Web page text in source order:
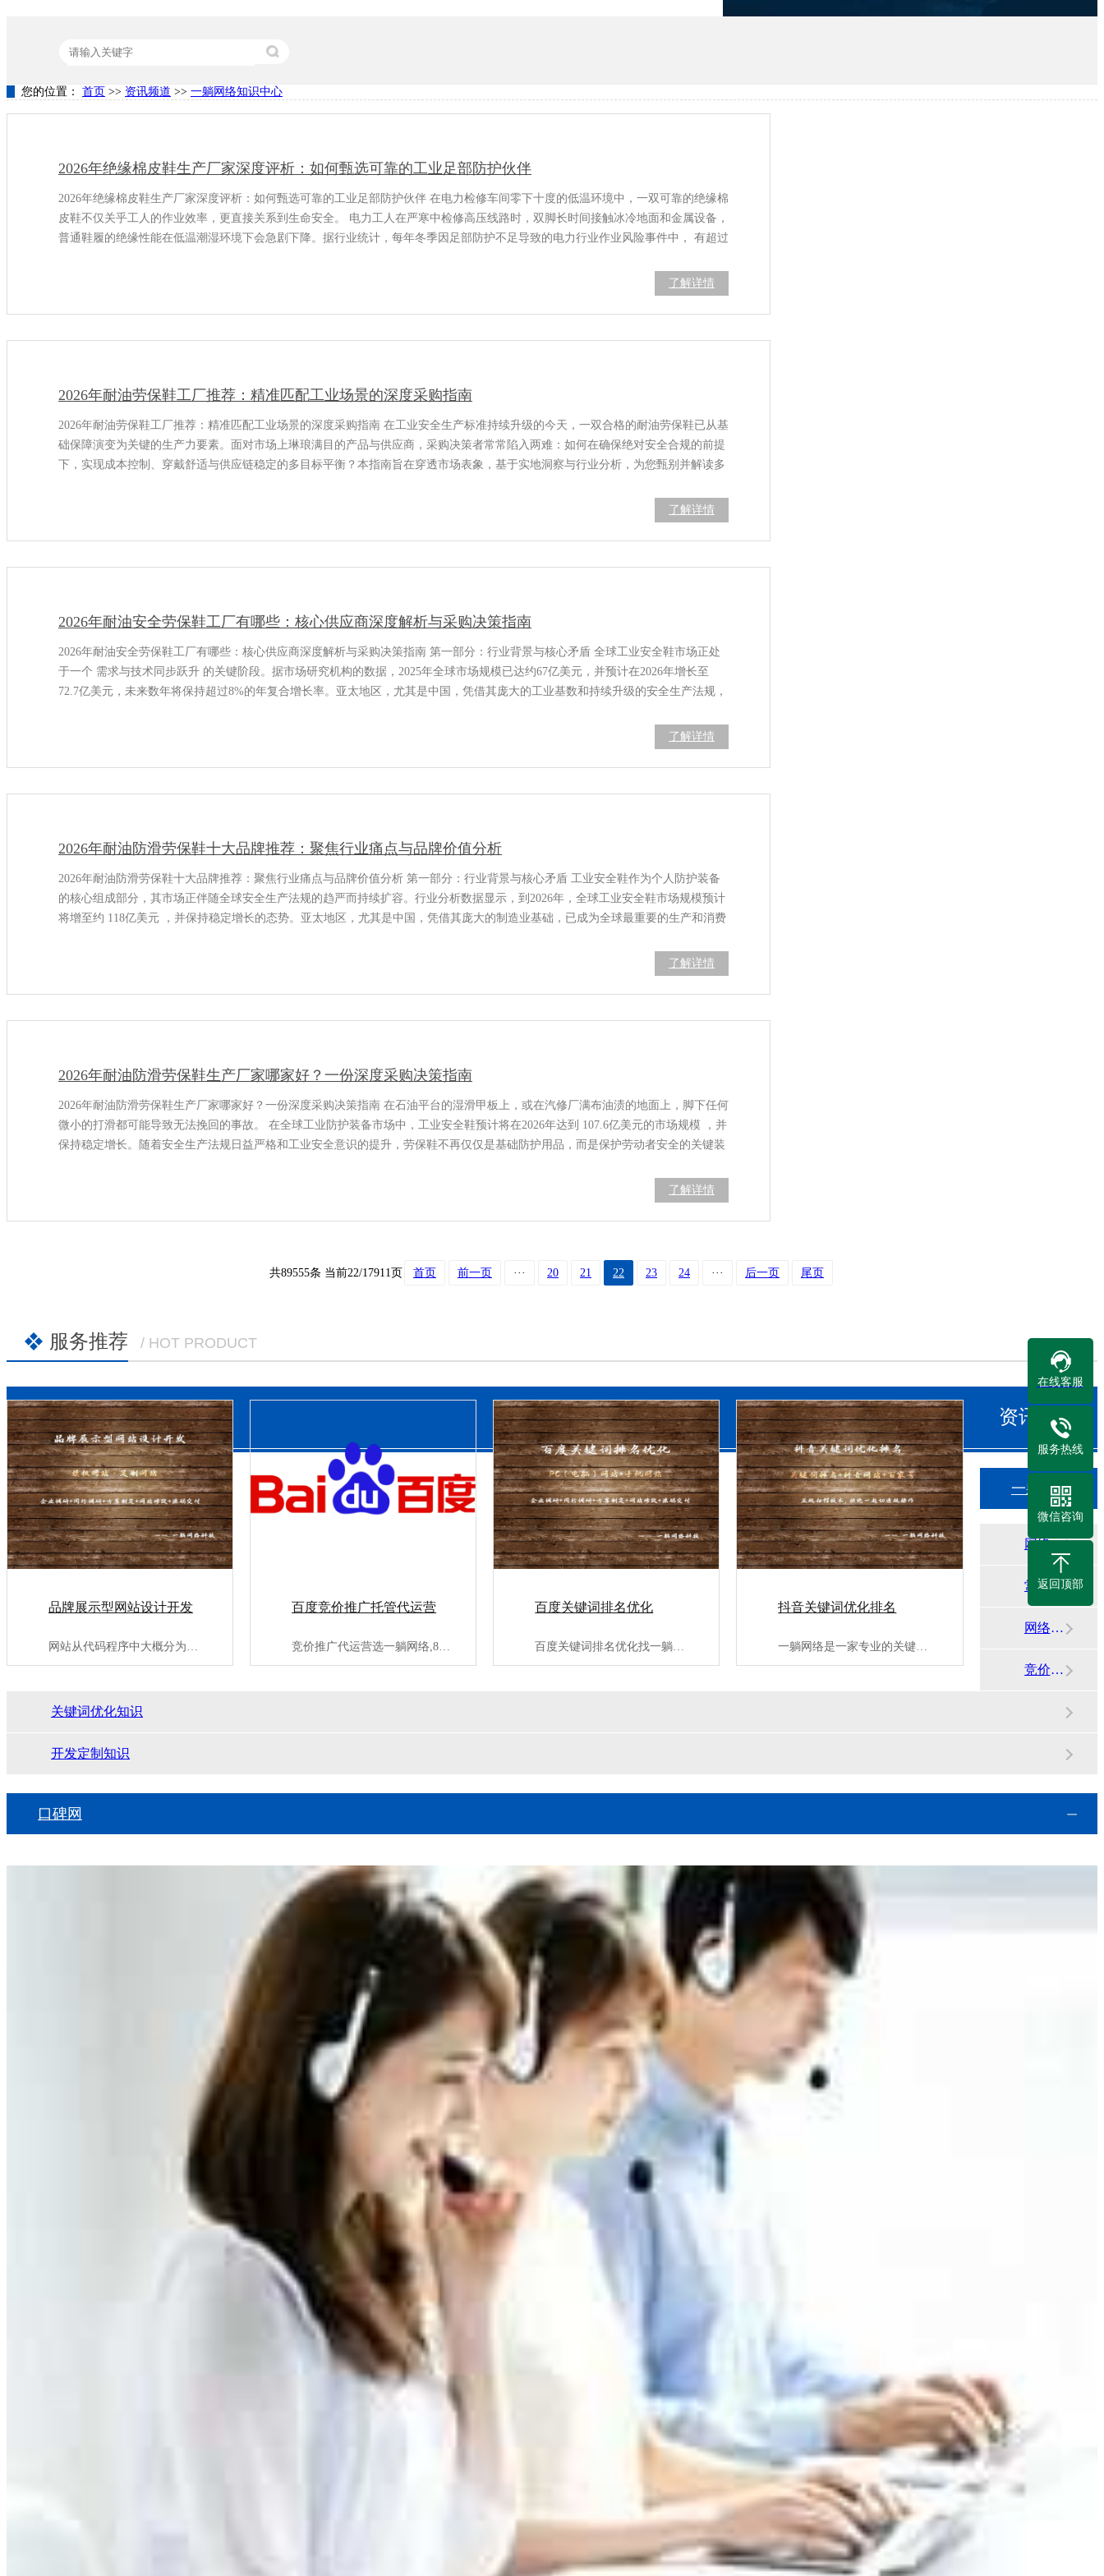
您的位置： 首页 >> 资讯频道 >> 一躺网络知识中心
2026年绝缘棉皮鞋生产厂家深度评析：如何甄选可靠的工业足部防护伙伴
2026年绝缘棉皮鞋生产厂家深度评析：如何甄选可靠的工业足部防护伙伴 在电力检修车间零下十度的低温环境中，一双可靠的绝缘棉
皮鞋不仅关乎工人的作业效率，更直接关系到生命安全。 电力工人在严寒中检修高压线路时，双脚长时间接触冰冷地面和金属设备，
普通鞋履的绝缘性能在低温潮湿环境下会急剧下降。据行业统计，每年冬季因足部防护不足导致的电力行业作业风险事件中， 有超过
了解详情
2026年耐油劳保鞋工厂推荐：精准匹配工业场景的深度采购指南
2026年耐油劳保鞋工厂推荐：精准匹配工业场景的深度采购指南 在工业安全生产标准持续升级的今天，一双合格的耐油劳保鞋已从基
础保障演变为关键的生产力要素。面对市场上琳琅满目的产品与供应商，采购决策者常常陷入两难：如何在确保绝对安全合规的前提
下，实现成本控制、穿戴舒适与供应链稳定的多目标平衡？本指南旨在穿透市场表象，基于实地洞察与行业分析，为您甄别并解读多
了解详情
2026年耐油安全劳保鞋工厂有哪些：核心供应商深度解析与采购决策指南
2026年耐油安全劳保鞋工厂有哪些：核心供应商深度解析与采购决策指南 第一部分：行业背景与核心矛盾 全球工业安全鞋市场正处
于一个 需求与技术同步跃升 的关键阶段。据市场研究机构的数据，2025年全球市场规模已达约67亿美元，并预计在2026年增长至
72.7亿美元，未来数年将保持超过8%的年复合增长率。亚太地区，尤其是中国，凭借其庞大的工业基数和持续升级的安全生产法规，
了解详情
2026年耐油防滑劳保鞋十大品牌推荐：聚焦行业痛点与品牌价值分析
2026年耐油防滑劳保鞋十大品牌推荐：聚焦行业痛点与品牌价值分析 第一部分：行业背景与核心矛盾 工业安全鞋作为个人防护装备
的核心组成部分，其市场正伴随全球安全生产法规的趋严而持续扩容。行业分析数据显示，到2026年，全球工业安全鞋市场规模预计
将增至约 118亿美元 ，并保持稳定增长的态势。亚太地区，尤其是中国，凭借其庞大的制造业基础，已成为全球最重要的生产和消费
了解详情
2026年耐油防滑劳保鞋生产厂家哪家好？一份深度采购决策指南
2026年耐油防滑劳保鞋生产厂家哪家好？一份深度采购决策指南 在石油平台的湿滑甲板上，或在汽修厂满布油渍的地面上，脚下任何
微小的打滑都可能导致无法挽回的事故。 在全球工业防护装备市场中，工业安全鞋预计将在2026年达到 107.6亿美元的市场规模 ，并
保持稳定增长。随着安全生产法规日益严格和工业安全意识的提升，劳保鞋不再仅仅是基础防护用品，而是保护劳动者安全的关键装
了解详情
共89555条 当前22/17911页 首页 前一页 ··· 20 21 22 23 24 ··· 后一页 尾页
服务推荐 / HOT PRODUCT
品牌展示型网站设计开发 百度竞价推广托管代运营 百度关键词排名优化 抖音关键词优化排名
资讯中心
一躺网络知识中心
网络平台动态
常见问答
网络代运营资讯
竞价运营知识
关键词优化知识
开发定制知识
口碑网
在线客服
服务热线
微信咨询
返回顶部